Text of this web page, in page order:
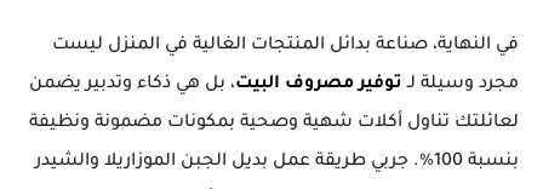
في النهاية، صناعة بدائل المنتجات الغالية في المنزل ليست
مجرد وسيلة لـ توفير مصروف البيت، بل هي ذكاء وتدبير يضمن
لعائلتك تناول أكلات شهية وصحية بمكونات مضمونة ونظيفة
بنسبة 100%. جربي طريقة عمل بديل الجبن الموزاريلا والشيدر